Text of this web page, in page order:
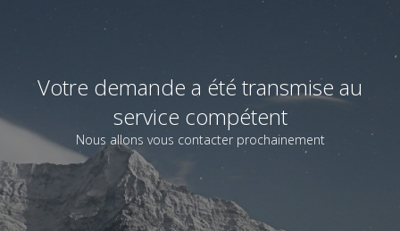
Votre demande a été transmise au
service compétent
Nous allons vous contacter prochainement